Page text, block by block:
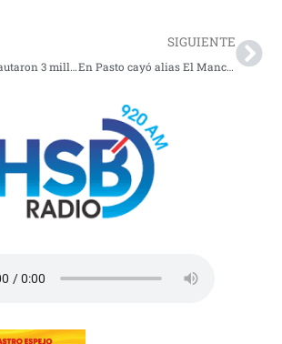
En Tumaco incautaron 3 millones de dosis de estupefacientes
SIGUIENTE
En Pasto cayó alias El Manco por venta de droga